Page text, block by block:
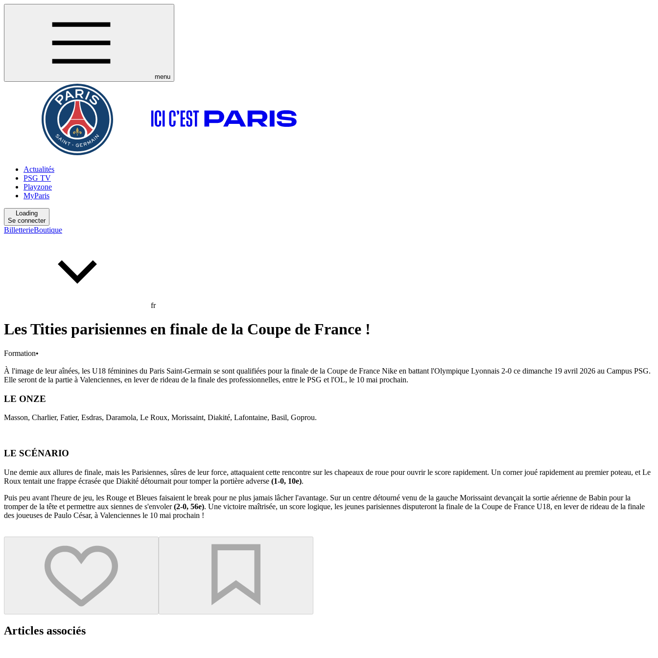
menu
Actualités
PSG TV
Playzone
MyParis
Loading
Se connecter
BilletterieBoutique
fr
Les Tities parisiennes en finale de la Coupe de France !
Formation•
À l'image de leur aînées, les U18 féminines du Paris Saint-Germain se sont qualifiées pour la finale de la Coupe de France Nike en battant l'Olympique Lyonnais 2-0 ce dimanche 19 avril 2026 au Campus PSG.
Elle seront de la partie à Valenciennes, en lever de rideau de la finale des professionnelles, entre le PSG et l'OL, le 10 mai prochain.
LE ONZE
Masson, Charlier, Fatier, Esdras, Daramola, Le Roux, Morissaint, Diakité, Lafontaine, Basil, Goprou.
LE SCÉNARIO
Une demie aux allures de finale, mais les Parisiennes, sûres de leur force, attaquaient cette rencontre sur les chapeaux de roue pour ouvrir le score rapidement. Un corner joué rapidement au premier poteau, et Le
Roux tentait une frappe écrasée que Diakité détournait pour tomper la portière adverse (1-0, 10e).
Puis peu avant l'heure de jeu, les Rouge et Bleues faisaient le break pour ne plus jamais lâcher l'avantage. Sur un centre détourné venu de la gauche Morissaint devançait la sortie aérienne de Babin pour la
tromper de la tête et permettre aux siennes de s'envoler(2-0, 56e). Une victoire maîtrisée, un score logique, les jeunes parisiennes disputeront la finale de la Coupe de France U18, en lever de rideau de la finale
des joueuses de Paulo César, à Valenciennes le 10 mai prochain !
Articles associés